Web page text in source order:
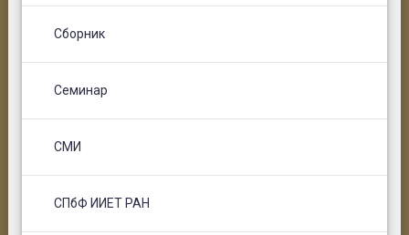
Сборник
Семинар
СМИ
СПбФ ИИЕТ РАН